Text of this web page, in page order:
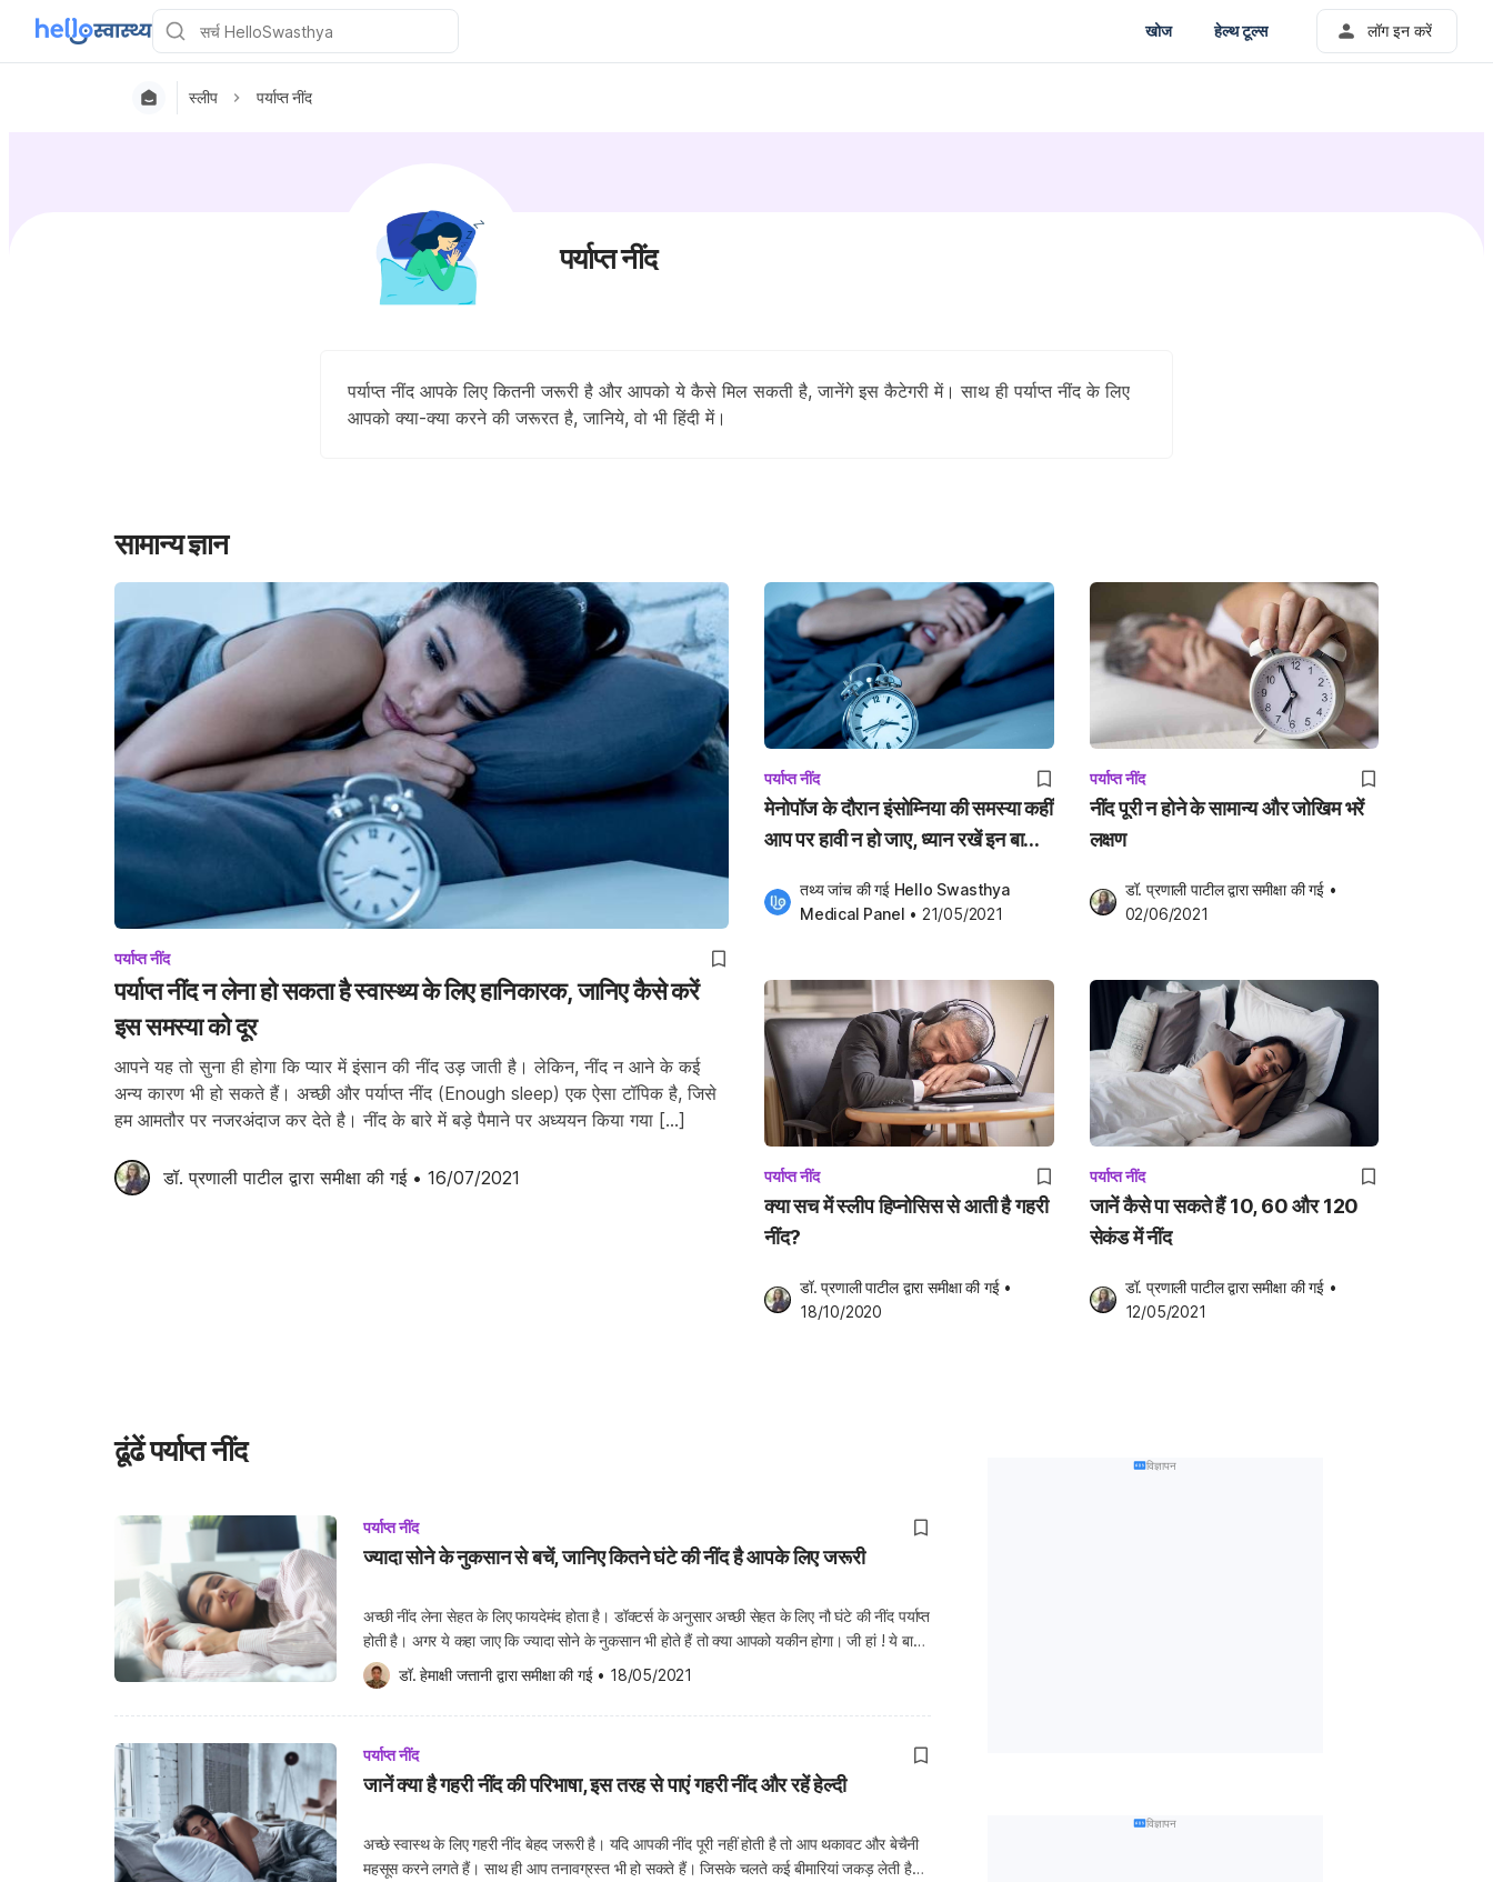
खोज हेल्थ टूल्स लॉग इन करें
स्लीप पर्याप्त नींद
पर्याप्त नींद
पर्याप्त नींद आपके लिए कितनी जरूरी है और आपको ये कैसे मिल सकती है, जानेंगे इस कैटेगरी में। साथ ही पर्याप्त नींद के लिए
आपको क्या-क्या करने की जरूरत है, जानिये, वो भी हिंदी में।
सामान्य ज्ञान
पर्याप्त नींद
पर्याप्त नींद न लेना हो सकता है स्वास्थ्य के लिए हानिकारक, जानिए कैसे करें
इस समस्या को दूर
आपने यह तो सुना ही होगा कि प्यार में इंसान की नींद उड़ जाती है। लेकिन, नींद न आने के कई
अन्य कारण भी हो सकते हैं। अच्छी और पर्याप्त नींद (Enough sleep) एक ऐसा टॉपिक है, जिसे
हम आमतौर पर नजरअंदाज कर देते है। नींद के बारे में बड़े पैमाने पर अध्ययन किया गया […]
डॉ. प्रणाली पाटील द्वारा समीक्षा की गई • 16/07/2021
पर्याप्त नींद
मेनोपॉज के दौरान इंसोम्निया की समस्या कहीं
आप पर हावी न हो जाए, ध्यान रखें इन बातों
तथ्य जांच की गई Hello Swasthya
Medical Panel • 21/05/2021
पर्याप्त नींद
नींद पूरी न होने के सामान्य और जोखिम भरें
लक्षण
डॉ. प्रणाली पाटील द्वारा समीक्षा की गई •
02/06/2021
पर्याप्त नींद
क्या सच में स्लीप हिप्नोसिस से आती है गहरी
नींद?
डॉ. प्रणाली पाटील द्वारा समीक्षा की गई •
18/10/2020
पर्याप्त नींद
जानें कैसे पा सकते हैं 10, 60 और 120
सेकंड में नींद
डॉ. प्रणाली पाटील द्वारा समीक्षा की गई •
12/05/2021
ढूंढें पर्याप्त नींद
पर्याप्त नींद
ज्यादा सोने के नुकसान से बचें, जानिए कितने घंटे की नींद है आपके लिए जरूरी
अच्छी नींद लेना सेहत के लिए फायदेमंद होता है। डॉक्टर्स के अनुसार अच्छी सेहत के लिए नौ घंटे की नींद पर्याप्त
होती है। अगर ये कहा जाए कि ज्यादा सोने के नुकसान भी होते हैं तो क्या आपको यकीन होगा। जी हां ! ये बात
बिल्कुल सही है कि ज्यादा सोने से 23 परसेंट तक […]
डॉ. हेमाक्षी जत्तानी द्वारा समीक्षा की गई • 18/05/2021
पर्याप्त नींद
जानें क्या है गहरी नींद की परिभाषा, इस तरह से पाएं गहरी नींद और रहें हेल्दी
अच्छे स्वास्थ के लिए गहरी नींद बेहद जरूरी है। यदि आपकी नींद पूरी नहीं होती है तो आप थकावट और बेचैनी
महसूस करने लगते हैं। साथ ही आप तनावग्रस्त भी हो सकते हैं। जिसके चलते कई बीमारियां जकड़ लेती है।
विज्ञापन
विज्ञापन